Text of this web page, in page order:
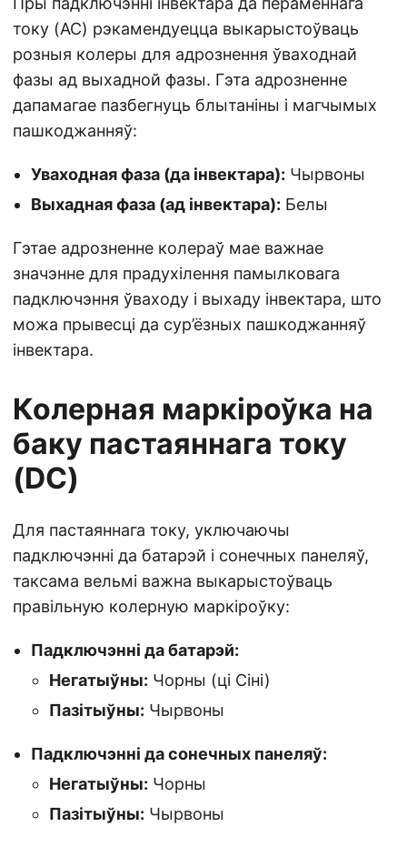
току (AC) рэкамендуецца выкарыстоўваць
розныя колеры для адрознення ўваходнай
фазы ад выхадной фазы. Гэта адрозненне
дапамагае пазбегнуць блытаніны і магчымых
пашкоджанняў:
Уваходная фаза (да інвектара): Чырвоны
Выхадная фаза (ад інвектара): Белы
Гэтае адрозненне колераў мае важнае
значэнне для прадухілення памылковага
падключэння ўваходу і выхаду інвектара, што
можа прывесці да сур’ёзных пашкоджанняў
інвектара.
Колерная маркіроўка на
баку пастаяннага току
(DC)
Для пастаяннага току, уключаючы
падключэнні да батарэй і сонечных панеляў,
таксама вельмі важна выкарыстоўваць
правільную колерную маркіроўку:
Падключэнні да батарэй:
Негатыўны: Чорны (ці Сіні)
Пазітыўны: Чырвоны
Падключэнні да сонечных панеляў:
Негатыўны: Чорны
Пазітыўны: Чырвоны